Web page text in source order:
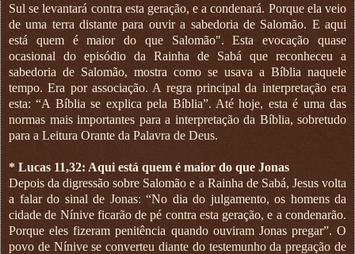
Sul se levantará contra esta geração, e a condenará. Porque ela veio
de uma terra distante para ouvir a sabedoria de Salomão. E aqui
está quem é maior do que Salomão". Esta evocação quase
ocasional do episódio da Rainha de Sabá que reconheceu a
sabedoria de Salomão, mostra como se usava a Bíblia naquele
tempo. Era por associação. A regra principal da interpretação era
esta: “A Bíblia se explica pela Bíblia”. Até hoje, esta é uma das
normas mais importantes para a interpretação da Bíblia, sobretudo
para a Leitura Orante da Palavra de Deus.
* Lucas 11,32: Aqui está quem é maior do que Jonas
Depois da digressão sobre Salomão e a Rainha de Sabá, Jesus volta
a falar do sinal de Jonas: “No dia do julgamento, os homens da
cidade de Nínive ficarão de pé contra esta geração, e a condenarão.
Porque eles fizeram penitência quando ouviram Jonas pregar”. O
povo de Nínive se converteu diante do testemunho da pregação de